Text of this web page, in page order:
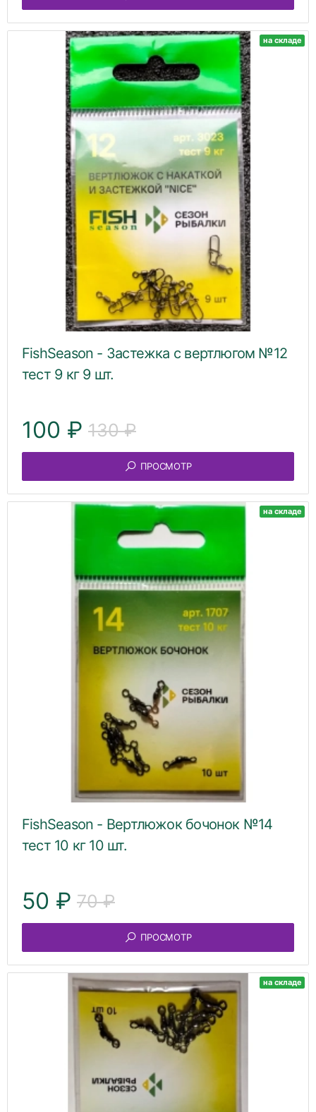
на складе
FishSeason - Застежка с вертлюгом №12
тест 9 кг 9 шт.
100 ₽ 130 ₽
ПРОСМОТР
на складе
FishSeason - Вертлюжок бочонок №14
тест 10 кг 10 шт.
50 ₽ 70 ₽
ПРОСМОТР
на складе